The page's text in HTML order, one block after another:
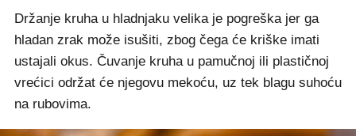
Držanje kruha u hladnjaku velika je pogreška jer ga
hladan zrak može isušiti, zbog čega će kriške imati
ustajali okus. Čuvanje kruha u pamučnoj ili plastičnoj
vrećici održat će njegovu mekoću, uz tek blagu suhoću
na rubovima.